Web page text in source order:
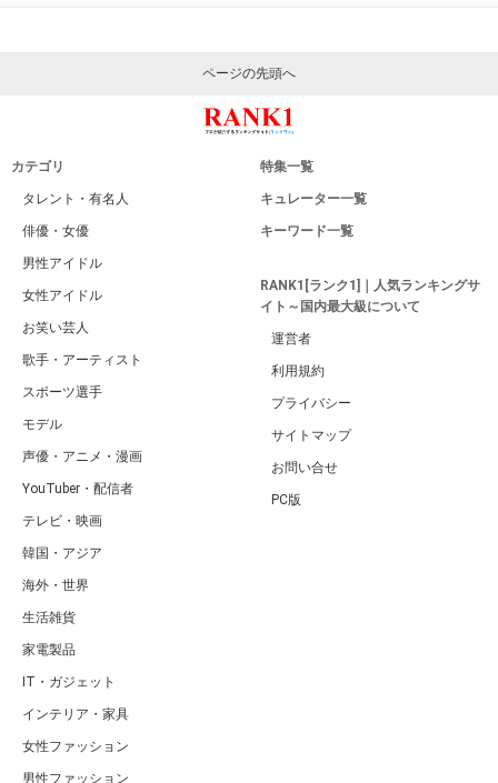
ページの先頭へ
カテゴリ
タレント・有名人
俳優・女優
男性アイドル
女性アイドル
お笑い芸人
歌手・アーティスト
スポーツ選手
モデル
声優・アニメ・漫画
YouTuber・配信者
テレビ・映画
韓国・アジア
海外・世界
生活雑貨
家電製品
IT・ガジェット
インテリア・家具
女性ファッション
男性ファッション
特集一覧
キュレーター一覧
キーワード一覧
RANK1[ランク1]｜人気ランキングサ
イト～国内最大級について
運営者
利用規約
プライバシー
サイトマップ
お問い合せ
PC版